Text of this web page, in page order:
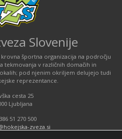
Slovenije
krovna športna organizacija na področju
tekmovanja v različnih domačih in
pod njenim okriljem delujejo tudi
reprezentance.
cesta 25
Ljubljana
51 270 500
zveza.si